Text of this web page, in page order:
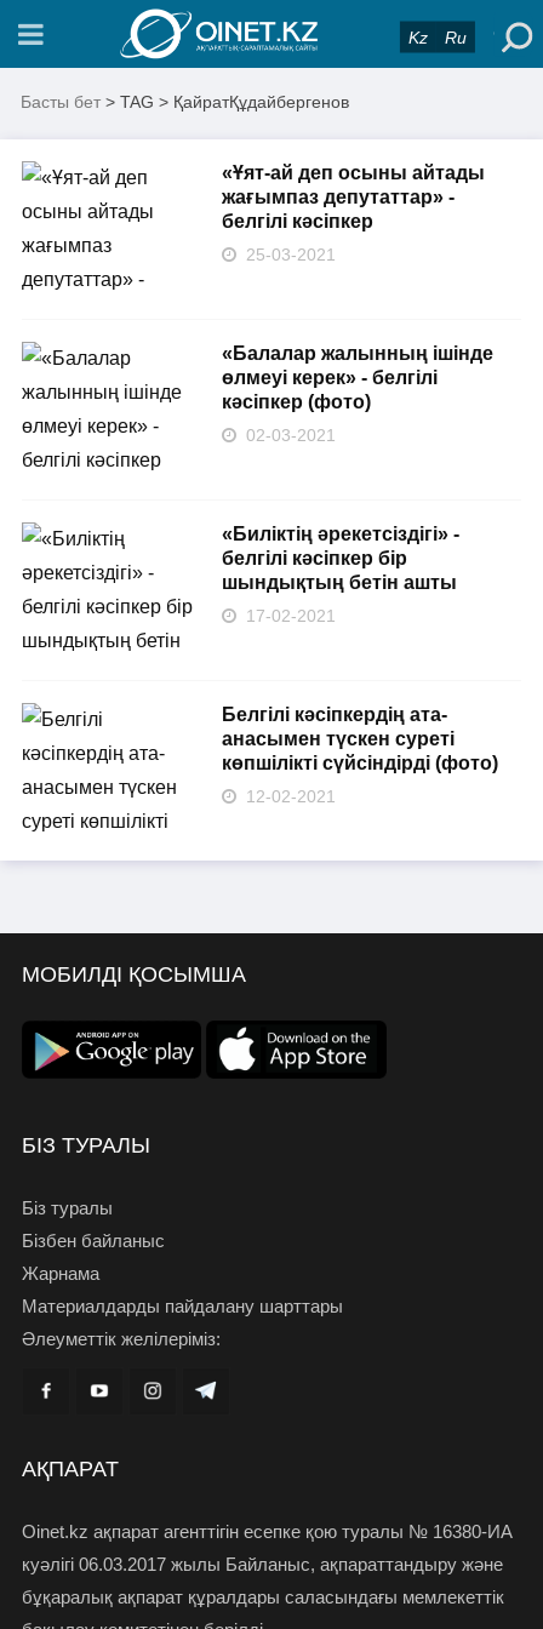
Kz Ru
Басты бет > TAG > ҚайратҚұдайбергенов
«Ұят-ай деп осыны айтады
жағымпаз депутаттар» -
белгілі кәсіпкер
25-03-2021
«Балалар жалынның ішінде
өлмеуі керек» - белгілі
кәсіпкер (фото)
02-03-2021
«Биліктің әрекетсіздігі» -
белгілі кәсіпкер бір
шындықтың бетін ашты
17-02-2021
Белгілі кәсіпкердің ата-
анасымен түскен суреті
көпшілікті сүйсіндірді (фото)
12-02-2021
МОБИЛДІ ҚОСЫМША
БІЗ ТУРАЛЫ
Біз туралы
Бізбен байланыс
Жарнама
Материалдарды пайдалану шарттары
Әлеуметтік желілеріміз:
АҚПАРАТ
Oinet.kz ақпарат агенттігін есепке қою туралы № 16380-ИА
куәлігі 06.03.2017 жылы Байланыс, ақпараттандыру және
бұқаралық ақпарат құралдары саласындағы мемлекеттік